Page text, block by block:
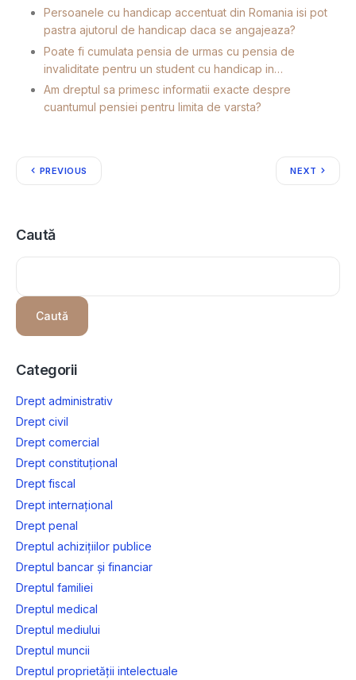
Persoanele cu handicap accentuat din Romania isi pot
pastra ajutorul de handicap daca se angajeaza?
Poate fi cumulata pensia de urmas cu pensia de
invaliditate pentru un student cu handicap in…
Am dreptul sa primesc informatii exacte despre
cuantumul pensiei pentru limita de varsta?
PREVIOUS NEXT
Caută
Caută
Categorii
Drept administrativ
Drept civil
Drept comercial
Drept constituțional
Drept fiscal
Drept internațional
Drept penal
Dreptul achizițiilor publice
Dreptul bancar și financiar
Dreptul familiei
Dreptul medical
Dreptul mediului
Dreptul muncii
Dreptul proprietății intelectuale